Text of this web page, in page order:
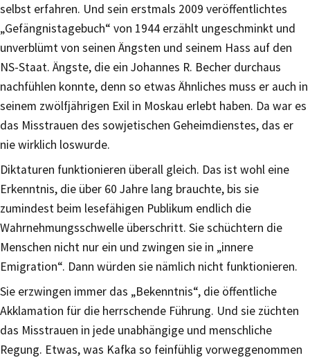
selbst erfahren. Und sein erstmals 2009 veröffentlichtes
„Gefängnistagebuch“ von 1944 erzählt ungeschminkt und
unverblümt von seinen Ängsten und seinem Hass auf den
NS-Staat. Ängste, die ein Johannes R. Becher durchaus
nachfühlen konnte, denn so etwas Ähnliches muss er auch in
seinem zwölfjährigen Exil in Moskau erlebt haben. Da war es
das Misstrauen des sowjetischen Geheimdienstes, das er
nie wirklich loswurde.
Diktaturen funktionieren überall gleich. Das ist wohl eine
Erkenntnis, die über 60 Jahre lang brauchte, bis sie
zumindest beim lesefähigen Publikum endlich die
Wahrnehmungsschwelle überschritt. Sie schüchtern die
Menschen nicht nur ein und zwingen sie in „innere
Emigration“. Dann würden sie nämlich nicht funktionieren.
Sie erzwingen immer das „Bekenntnis“, die öffentliche
Akklamation für die herrschende Führung. Und sie züchten
das Misstrauen in jede unabhängige und menschliche
Regung. Etwas, was Kafka so feinfühlig vorweggenommen